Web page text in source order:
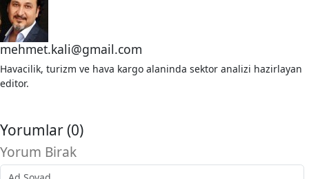
mehmet.kali@gmail.com
Havacilik, turizm ve hava kargo alaninda sektor analizi hazirlayan
editor.
Yorumlar (0)
Yorum Birak